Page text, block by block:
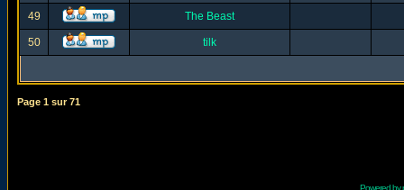
49 The Beast
50 tilk
Page 1 sur71
Powered by